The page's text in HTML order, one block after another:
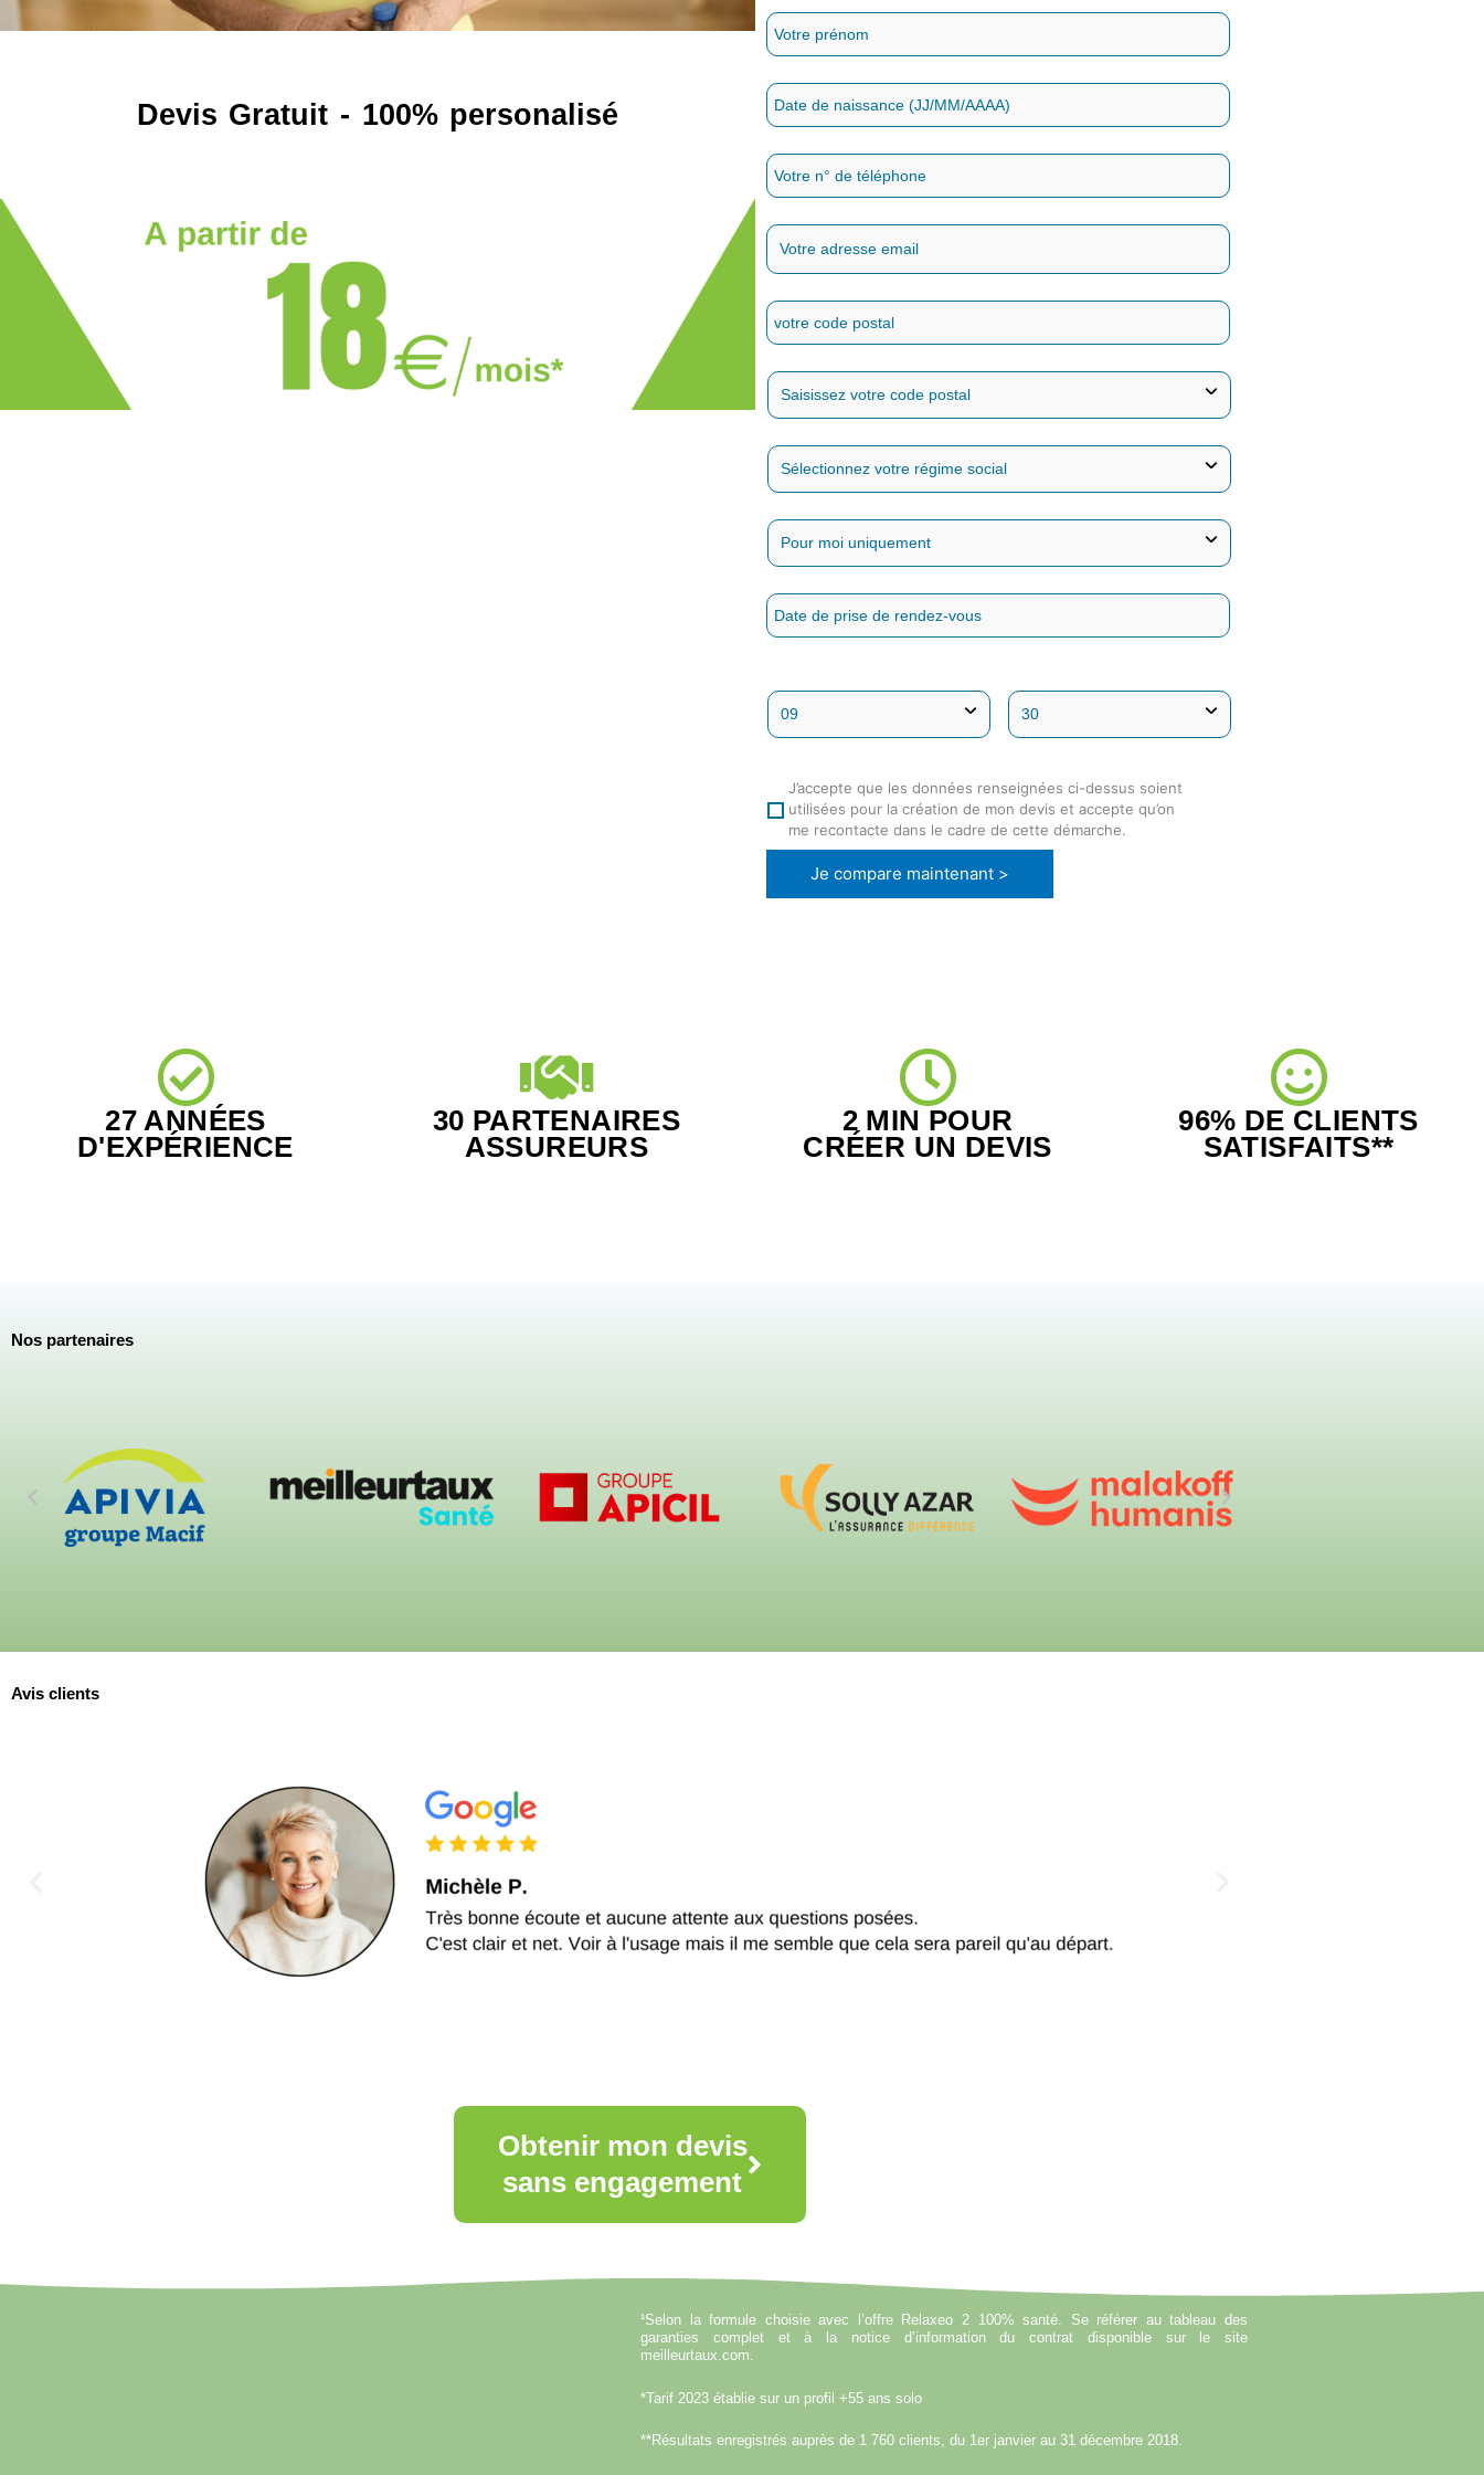
Devis Gratuit - 100% personalisé
J’accepte que les données renseignées ci-dessus soient
utilisées pour la création de mon devis et accepte qu’on
me recontacte dans le cadre de cette démarche.
Je compare maintenant >
27 ANNÉES
D'EXPÉRIENCE
30 PARTENAIRES
ASSUREURS
2 MIN POUR
CRÉER UN DEVIS
96% DE CLIENTS
SATISFAITS**
Nos partenaires
Avis clients
Obtenir mon devis
sans engagement
¹Selon la formule choisie avec l’offre Relaxeo 2 100% santé. Se référer au tableau des
garanties complet et à la notice d’information du contrat disponible sur le site
meilleurtaux.com.
*Tarif 2023 établie sur un profil +55 ans solo
**Résultats enregistrés auprès de 1 760 clients, du 1er janvier au 31 décembre 2018.